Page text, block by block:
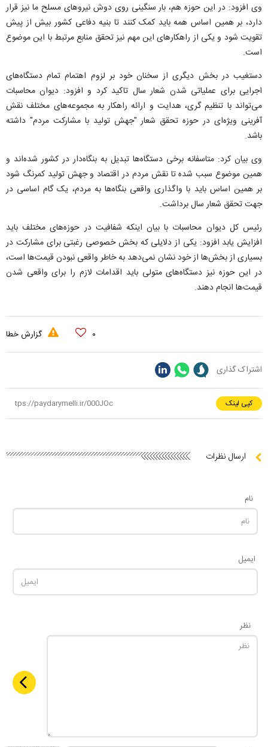
وی افزود: در این حوزه هم، بار سنگینی روی دوش نیرو‌های مسلح ما نیز قرار
دارد، بر همین اساس همه باید کمک کنند تا بنیه دفاعی کشور بیش از پیش
تقویت شود و یکی از راهکار‌های این مهم نیز تحقق منابع مرتبط با این موضوع
است.
دستغیب در بخش دیگری از سخنان خود بر لزوم اهتمام تمام دستگاه‌های
اجرایی برای عملیاتی شدن شعار سال تاکید کرد و افزود: دیوان محاسبات
می‌تواند با تنظیم گری، هدایت و ارائه راهکار به مجموعه‌های مختلف نقش
آفرینی ویژه‌ای در حوزه تحقق شعار "جهش تولید با مشارکت مردم" داشته
باشد.
وی بیان کرد: متاسفانه برخی دستگاه‌ها تبدیل به بنگاه‌دار در کشور شده‌اند و
همین موضوع سبب شده تا نقش مردم در اقتصاد و جهش تولید کمرنگ شود
بر همین اساس باید با واگذاری واقعی بنگاه‌ها به مردم، یک گام اساسی در
جهت تحقق شعار سال برداشت.
رئیس کل دیوان محاسبات با بیان اینکه شفافیت در حوزه‌های مختلف باید
افزایش یابد افزود: یکی از دلایلی که بخش خصوصی رغبتی برای مشارکت در
بسیاری از بخش‌ها از خود نشان نمی‌دهد به خاطر واقعی نبودن قیمت‌ها است،
در این حوزه نیز دستگاه‌های متولی باید اقدامات لازم را برای واقعی شدن
قیمت‌ها انجام دهند.
۰ گزارش خطا
اشتراک گذاری
کپی لینک
ارسال نظرات
نام
ایمیل
نظر